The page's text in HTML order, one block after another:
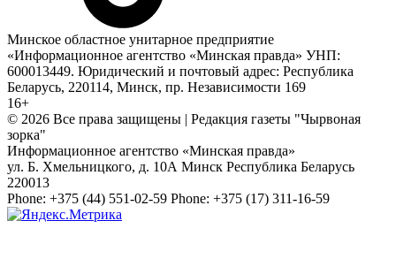
Минское областное унитарное предприятие
«Информационное агентство «Минская правда» УНП:
600013449. Юридический и почтовый адрес: Республика
Беларусь, 220114, Минск, пр. Независимости 169
16+
© 2026 Все права защищены | Редакция газеты "Чырвоная
зорка"
Информационное агентство «Минская правда»
ул. Б. Хмельницкого, д. 10А Минск Республика Беларусь
220013
Phone: +375 (44) 551-02-59 Phone: +375 (17) 311-16-59